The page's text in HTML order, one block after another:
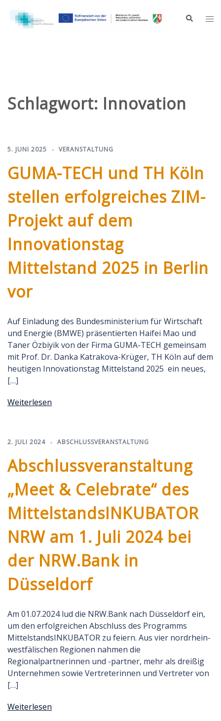
Inhalt
springen
Suche
Schlagwort: Innovation
5. JUNI 2025 VERANSTALTUNG
GUMA-TECH und TH Köln
stellen erfolgreiches ZIM-
Projekt auf dem
Innovationstag
Mittelstand 2025 in Berlin
vor
Auf Einladung des Bundesministerium für Wirtschaft
und Energie (BMWE) präsentierten Haifei Mao und
Taner Özbiyik von der Firma GUMA-TECH gemeinsam
mit Prof. Dr. Danka Katrakova-Krüger, TH Köln auf dem
heutigen Innovationstag Mittelstand 2025 ein neues,
[…]
Weiterlesen
2. JULI 2024 ABSCHLUSSVERANSTALTUNG
Abschlussveranstaltung
„Meet & Celebrate“ des
MittelstandsINKUBATOR
NRW am 1. Juli 2024 bei
der NRW.Bank in
Düsseldorf
Am 01.07.2024 lud die NRW.Bank nach Düsseldorf ein,
um den erfolgreichen Abschluss des Programms
MittelstandsINKUBATOR zu feiern. Aus vier nordrhein-
westfälischen Regionen nahmen die
Regionalpartnerinnen und -partner, mehr als dreißig
Unternehmen sowie Vertreterinnen und Vertreter von
[…]
Weiterlesen